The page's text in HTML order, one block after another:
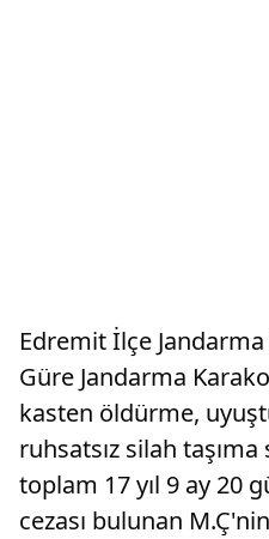
Edremit İlçe Jandarma
Güre Jandarma
kasten öldürme,
ruhsatsız silah
toplam 17 yıl 9 ay 20
cezası bulunan